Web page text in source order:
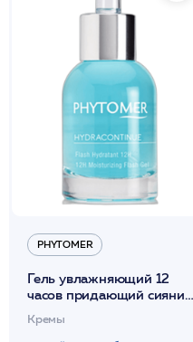
PHYTOMER
Гель увлажняющий 12
часов придающий сияние
PHYTOMER*
Кремы